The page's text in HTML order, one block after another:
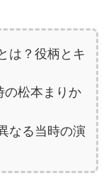
は？役柄とキ
の松本まりか
なる当時の演